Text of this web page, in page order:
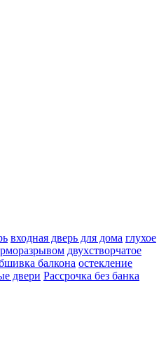
входная дверь для дома глухое
двухстворчатое
балкона остекление
двери Рассрочка без банка